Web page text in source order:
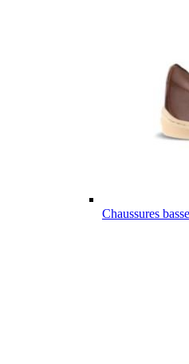
Chaussures